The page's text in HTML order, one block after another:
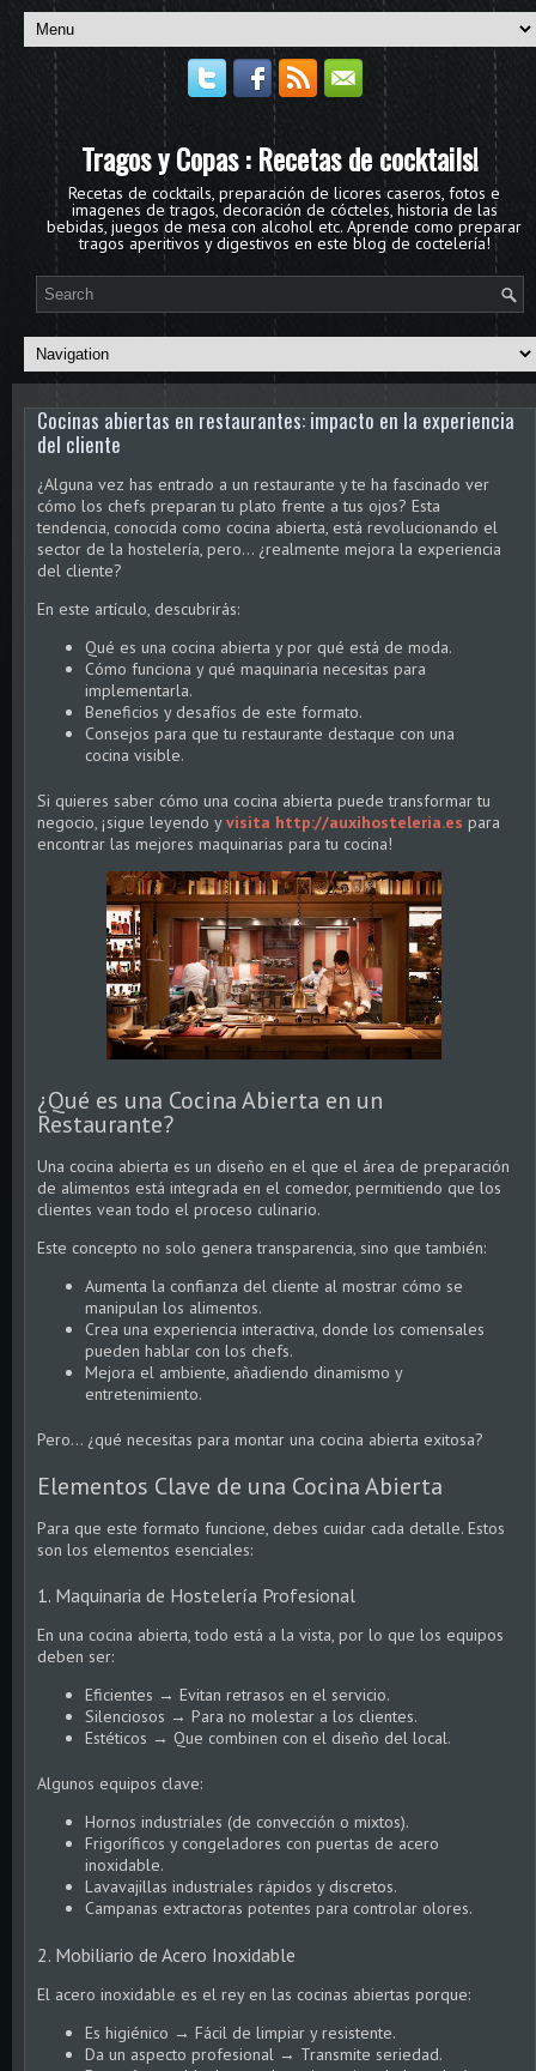
Tragos y Copas : Recetas de cocktails!
Recetas de cocktails, preparación de licores caseros, fotos e
imagenes de tragos, decoración de cócteles, historia de las
bebidas, juegos de mesa con alcohol etc. Aprende como preparar
tragos aperitivos y digestivos en este blog de coctelería!
Cocinas abiertas en restaurantes: impacto en la experiencia
del cliente
¿Alguna vez has entrado a un restaurante y te ha fascinado ver
cómo los chefs preparan tu plato frente a tus ojos? Esta
tendencia, conocida como cocina abierta, está revolucionando el
sector de la hostelería, pero… ¿realmente mejora la experiencia
del cliente?
En este artículo, descubrirás:
Qué es una cocina abierta y por qué está de moda.
Cómo funciona y qué maquinaria necesitas para
implementarla.
Beneficios y desafíos de este formato.
Consejos para que tu restaurante destaque con una
cocina visible.
Si quieres saber cómo una cocina abierta puede transformar tu
negocio, ¡sigue leyendo yvisita http://auxihosteleria.es para
encontrar las mejores maquinarias para tu cocina!
¿Qué es una Cocina Abierta en un
Restaurante?
Una cocina abierta es un diseño en el que el área de preparación
de alimentos está integrada en el comedor, permitiendo que los
clientes vean todo el proceso culinario.
Este concepto no solo genera transparencia, sino que también:
Aumenta la confianza del cliente al mostrar cómo se
manipulan los alimentos.
Crea una experiencia interactiva, donde los comensales
pueden hablar con los chefs.
Mejora el ambiente, añadiendo dinamismo y
entretenimiento.
Pero… ¿qué necesitas para montar una cocina abierta exitosa?
Elementos Clave de una Cocina Abierta
Para que este formato funcione, debes cuidar cada detalle. Estos
son los elementos esenciales:
1. Maquinaria de Hostelería Profesional
En una cocina abierta, todo está a la vista, por lo que los equipos
deben ser:
Eficientes → Evitan retrasos en el servicio.
Silenciosos → Para no molestar a los clientes.
Estéticos → Que combinen con el diseño del local.
Algunos equipos clave:
Hornos industriales (de convección o mixtos).
Frigoríficos y congeladores con puertas de acero
inoxidable.
Lavavajillas industriales rápidos y discretos.
Campanas extractoras potentes para controlar olores.
2. Mobiliario de Acero Inoxidable
El acero inoxidable es el rey en las cocinas abiertas porque:
Es higiénico → Fácil de limpiar y resistente.
Da un aspecto profesional → Transmite seriedad.